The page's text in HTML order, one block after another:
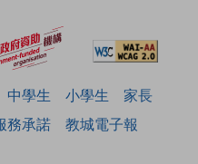
中學生 小學生
家長
務承諾 教城電子報